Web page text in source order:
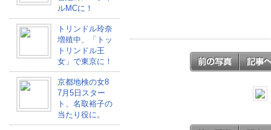
ルMCに！
トリンドル玲奈
増殖中、「トッ
トリンドル王
女」で東京に！
京都地検の女8
7月5日スター
ト、名取裕子の
当たり役に。